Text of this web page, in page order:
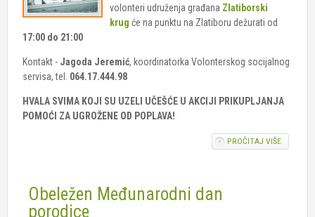
volonteri udruženja građana Zlatiborski
krug će na punktu na Zlatiboru dežurati od
17:00 do 21:00
Kontakt - Jagoda Jeremić, koordinatorka Volonterskog socijalnog
servisa, tel. 064.17.444.98
HVALA SVIMA KOJI SU UZELI UČEŠĆE U AKCIJI PRIKUPLJANJA
POMOĆI ZA UGROŽENE OD POPLAVA!
PROČITAJ VIŠEO
Obeležen Međunarodni dan
porodice